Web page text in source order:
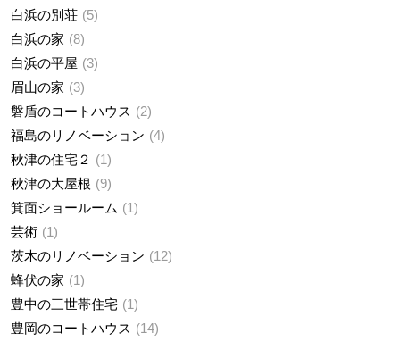
白浜の別荘
5
白浜の家
8
白浜の平屋
3
眉山の家
3
磐盾のコートハウス
2
福島のリノベーション
4
秋津の住宅２
1
秋津の大屋根
9
箕面ショールーム
1
芸術
1
茨木のリノベーション
12
蜂伏の家
1
豊中の三世帯住宅
1
豊岡のコートハウス
14